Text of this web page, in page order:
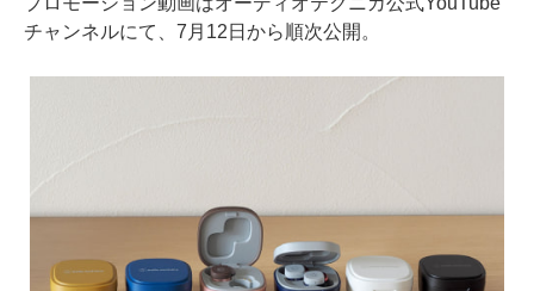
チャンネルにて、7月12日から順次公開。